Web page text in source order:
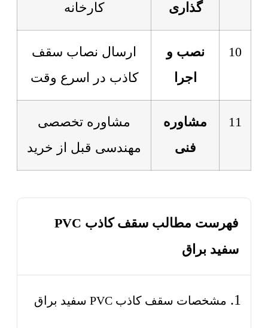
گذاری
کارخانه
10
نصب و
اجرا
ارسال نصاب سقف
کاذب در اسرع وقت
11
مشاوره
فنی
مشاوره تخصصی
مهندسی قبل از خرید
فهرست مطالب سقف کاذب PVC
سفید براق
مشخصات سقف کاذب PVC سفید براق